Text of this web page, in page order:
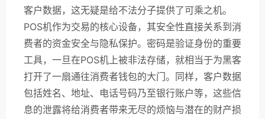
客户数据，这无疑是给不法分子提供了可乘之机。
POS机作为交易的核心设备，其安全性直接关系到消
费者的资金安全与隐私保护。密码是验证身份的重要
工具，一旦在POS机上被非法存储，就相当于为黑客
打开了一扇通往消费者钱包的大门。同样，客户数据
包括姓名、地址、电话号码乃至银行账户等，这些信
息的泄露将给消费者带来无尽的烦恼与潜在的财产损